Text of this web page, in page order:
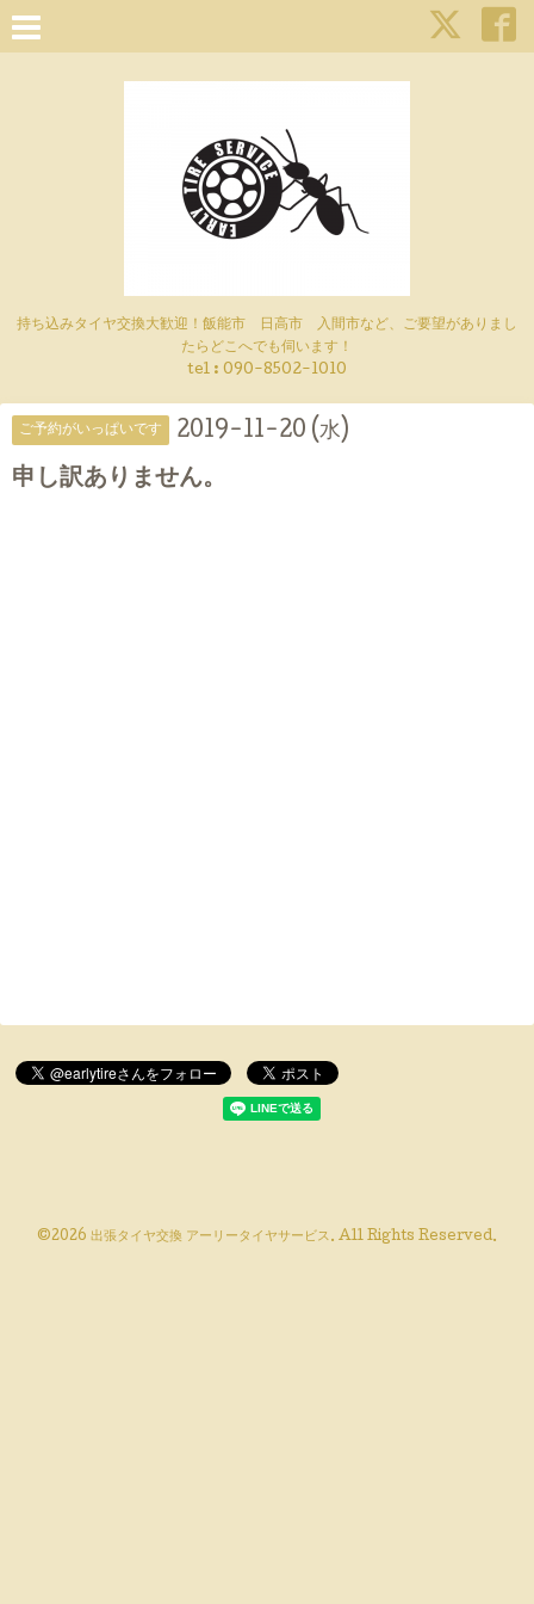
持ち込みタイヤ交換大歓迎！飯能市 日高市 入間市など、ご要望がありまし
たらどこへでも伺います！
tel : 090-8502-1010
ご予約がいっぱいです 2019-11-20 (水)
申し訳ありません。
©2026 出張タイヤ交換 アーリータイヤサービス. All Rights Reserved.